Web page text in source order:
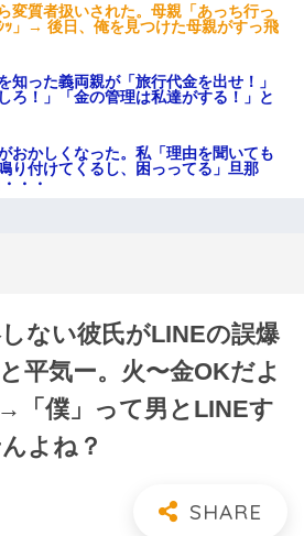
変質者扱いされた。母親「あっち行っ
ｯ」→ 後日、俺を見つけた母親がすっ飛
った義両親が「旅行代金を出せ！」
ろ！」「金の管理は私達がする！」と
おかしくなった。私「理由を聞いても
り付けてくるし、困っってる」旦那
・・
ない彼氏がLINEの誤爆
平気ー。火〜金OKだよ
「僕」って男とLINEす
よね？